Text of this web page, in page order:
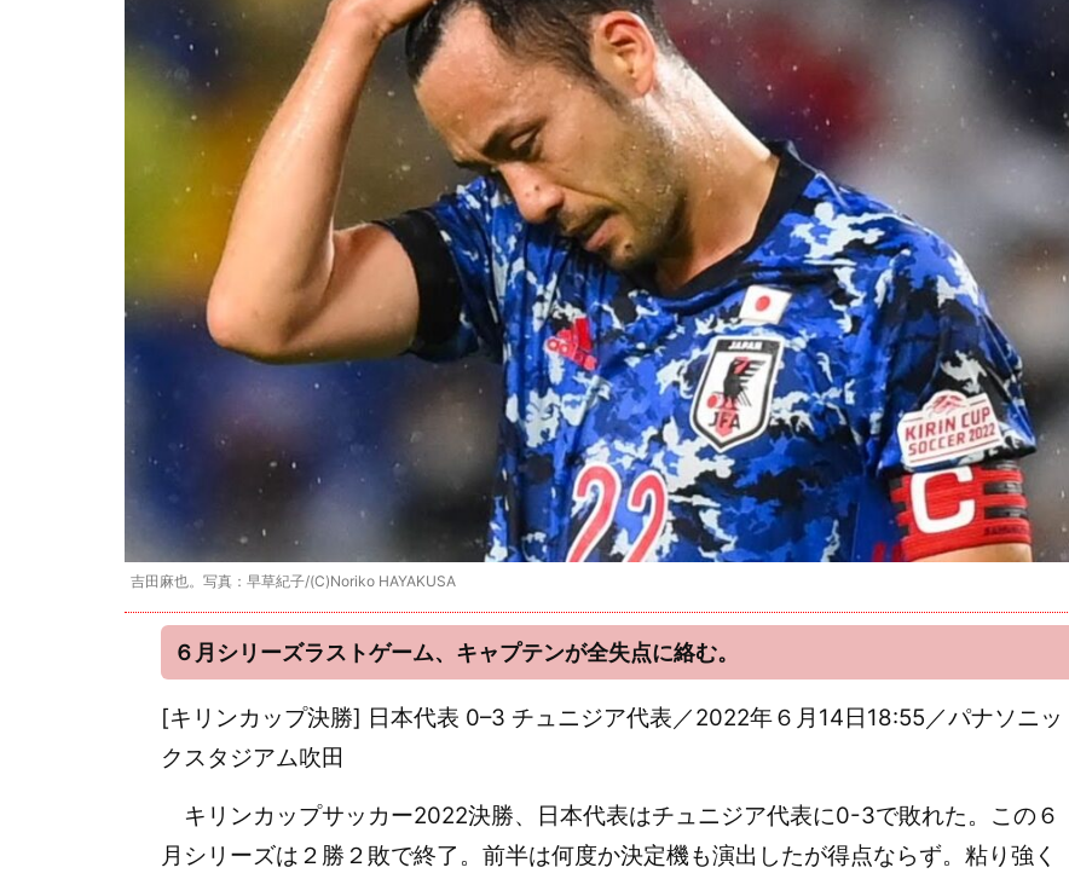
吉田麻也。写真：早草紀子/(C)Noriko HAYAKUSA
６月シリーズラストゲーム、キャプテンが全失点に絡む。
[キリンカップ決勝] 日本代表 0–3 チュニジア代表／2022年６月14日18:55／パナソニッ
クスタジアム吹田
キリンカップサッカー2022決勝、日本代表はチュニジア代表に0-3で敗れた。この６
月シリーズは２勝２敗で終了。前半は何度か決定機も演出したが得点ならず。粘り強く